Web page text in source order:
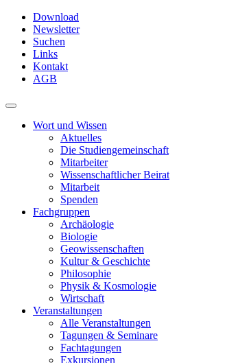
Skip
main
content
Download
Newsletter
Suchen
Links
Kontakt
AGB
Toggle
navigationWort und Wissen
Aktuelles
Die Studiengemeinschaft
Mitarbeiter
Wissenschaftlicher Beirat
Mitarbeit
Spenden
Fachgruppen
Archäologie
Biologie
Geowissenschaften
Kultur & Geschichte
Philosophie
Physik & Kosmologie
Wirtschaft
Veranstaltungen
Alle Veranstaltungen
Tagungen & Seminare
Fachtagungen
Exkursionen